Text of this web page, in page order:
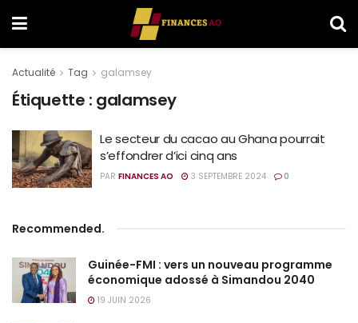
Actualité Tag galamsey
Étiquette : galamsey
Le secteur du cacao au Ghana pourrait
s’effondrer d’ici cinq ans
PAR FINANCES AO 3 SEPTEMBRE 2024 0
Recommended.
Guinée-FMI : vers un nouveau programme
économique adossé à Simandou 2040
19 JUIN 2026